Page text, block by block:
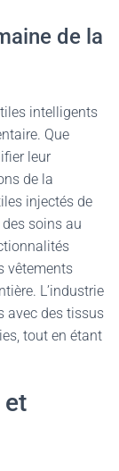
de la
intelligents
Que
leur
de la
injectés de
soins au
vêtements
L’industrie
avec des tissus
tout en étant
et